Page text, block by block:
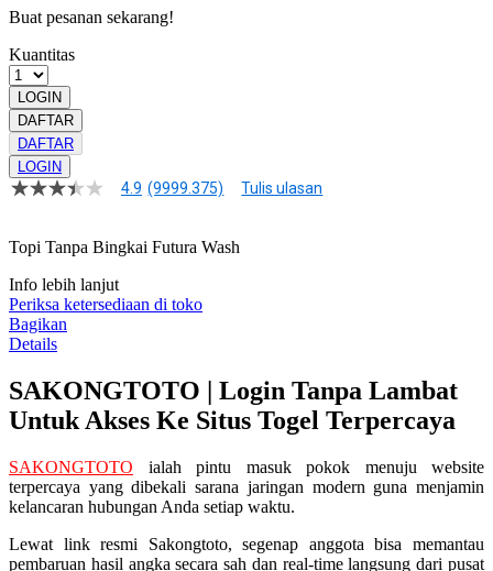
Buat pesanan sekarang!
Kuantitas
LOGIN
DAFTAR
DAFTAR
LOGIN
4.9
bintang,
rating
rata-
rata.
Read
13
Tautan
halaman
yang
4.9 (9999.375) Tulis ulasan
Topi Tanpa Bingkai Futura Wash
Info lebih lanjut
Periksa ketersediaan di toko
Bagikan
Details
SAKONGTOTO | Login Tanpa Lambat
Untuk Akses Ke Situs Togel Terpercaya
SAKONGTOTO ialah pintu masuk pokok menuju website
terpercaya yang dibekali sarana jaringan modern guna menjamin
kelancaran hubungan Anda setiap waktu.
Lewat link resmi Sakongtoto, segenap anggota bisa memantau
pembaruan hasil angka secara sah dan real-time langsung dari pusat